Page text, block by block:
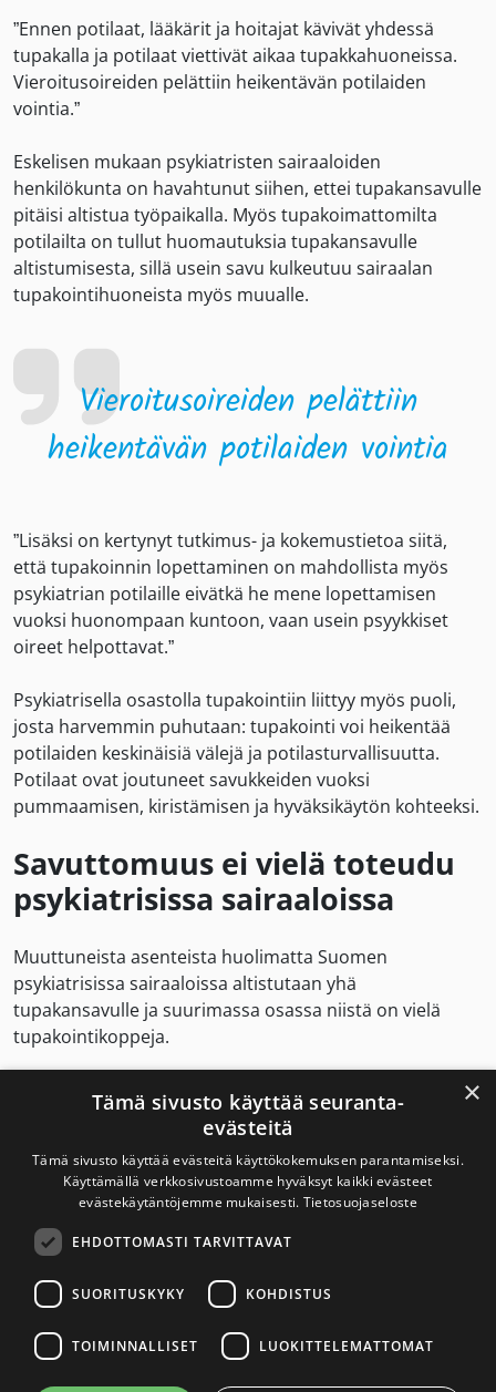
”Ennen potilaat, lääkärit ja hoitajat kävivät yhdessä
tupakalla ja potilaat viettivät aikaa tupakkahuoneissa.
Vieroitusoireiden pelättiin heikentävän potilaiden
vointia.”
Eskelisen mukaan psykiatristen sairaaloiden
henkilökunta on havahtunut siihen, ettei tupakansavulle
pitäisi altistua työpaikalla. Myös tupakoimattomilta
potilailta on tullut huomautuksia tupakansavulle
altistumisesta, sillä usein savu kulkeutuu sairaalan
tupakointihuoneista myös muualle.
Vieroitusoireiden pelättiin
heikentävän potilaiden vointia
”Lisäksi on kertynyt tutkimus- ja kokemustietoa siitä,
että tupakoinnin lopettaminen on mahdollista myös
psykiatrian potilaille eivätkä he mene lopettamisen
vuoksi huonompaan kuntoon, vaan usein psyykkiset
oireet helpottavat.”
Psykiatrisella osastolla tupakointiin liittyy myös puoli,
josta harvemmin puhutaan: tupakointi voi heikentää
potilaiden keskinäisiä välejä ja potilasturvallisuutta.
Potilaat ovat joutuneet savukkeiden vuoksi
pummaamisen, kiristämisen ja hyväksikäytön kohteeksi.
Savuttomuus ei vielä toteudu
psykiatrisissa sairaaloissa
Muuttuneista asenteista huolimatta Suomen
psykiatrisissa sairaaloissa altistutaan yhä
tupakansavulle ja suurimassa osassa niistä on vielä
tupakointikoppeja.
”Muissa kehittyneissä maissa psykiatristen sairaaloiden
savuttomuus toteutuu keskimäärin paremmin kuin
Suomen psykiatrisissa sairaaloissa
altistutaan yhä tupakansavulle
×
Tämä sivusto käyttää seuranta-
evästeitä
Tämä sivusto käyttää evästeitä käyttökokemuksen parantamiseksi.
Käyttämällä verkkosivustoamme hyväksyt kaikki evästeet
evästekäytäntöjemme mukaisesti. Tietosuojaseloste
EHDOTTOMASTI TARVITTAVAT
SUORITUSKYKY KOHDISTUS
TOIMINNALLISET LUOKITTELEMATTOMAT